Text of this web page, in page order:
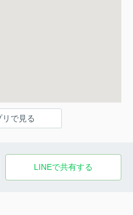
で見る
LINEで共有する